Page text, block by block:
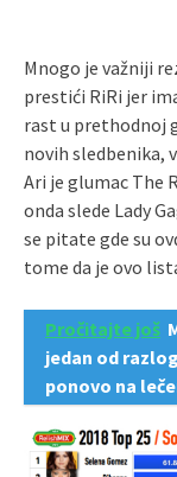
Mnogo je važniji
prestići RiRi jer
rast u prethodnoj
novih sledbenika,
Ari je glumac The
onda slede Lady
se pitate gde su
tome da je ovo
Pročitajte još
jedan od
ponovo na